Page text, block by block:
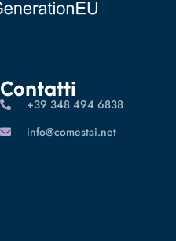
Contatti
‪+39 348 494 6838
info@comestai.net